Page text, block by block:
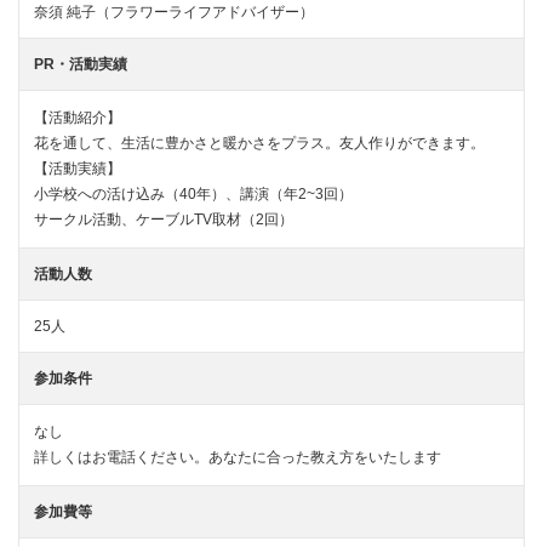
奈須 純子（フラワーライフアドバイザー）
PR・活動実績
【活動紹介】
花を通して、生活に豊かさと暖かさをプラス。友人作りができます。
【活動実績】
小学校への活け込み（40年）、講演（年2~3回）
サークル活動、ケーブルTV取材（2回）
活動人数
25人
参加条件
なし
詳しくはお電話ください。あなたに合った教え方をいたします
参加費等